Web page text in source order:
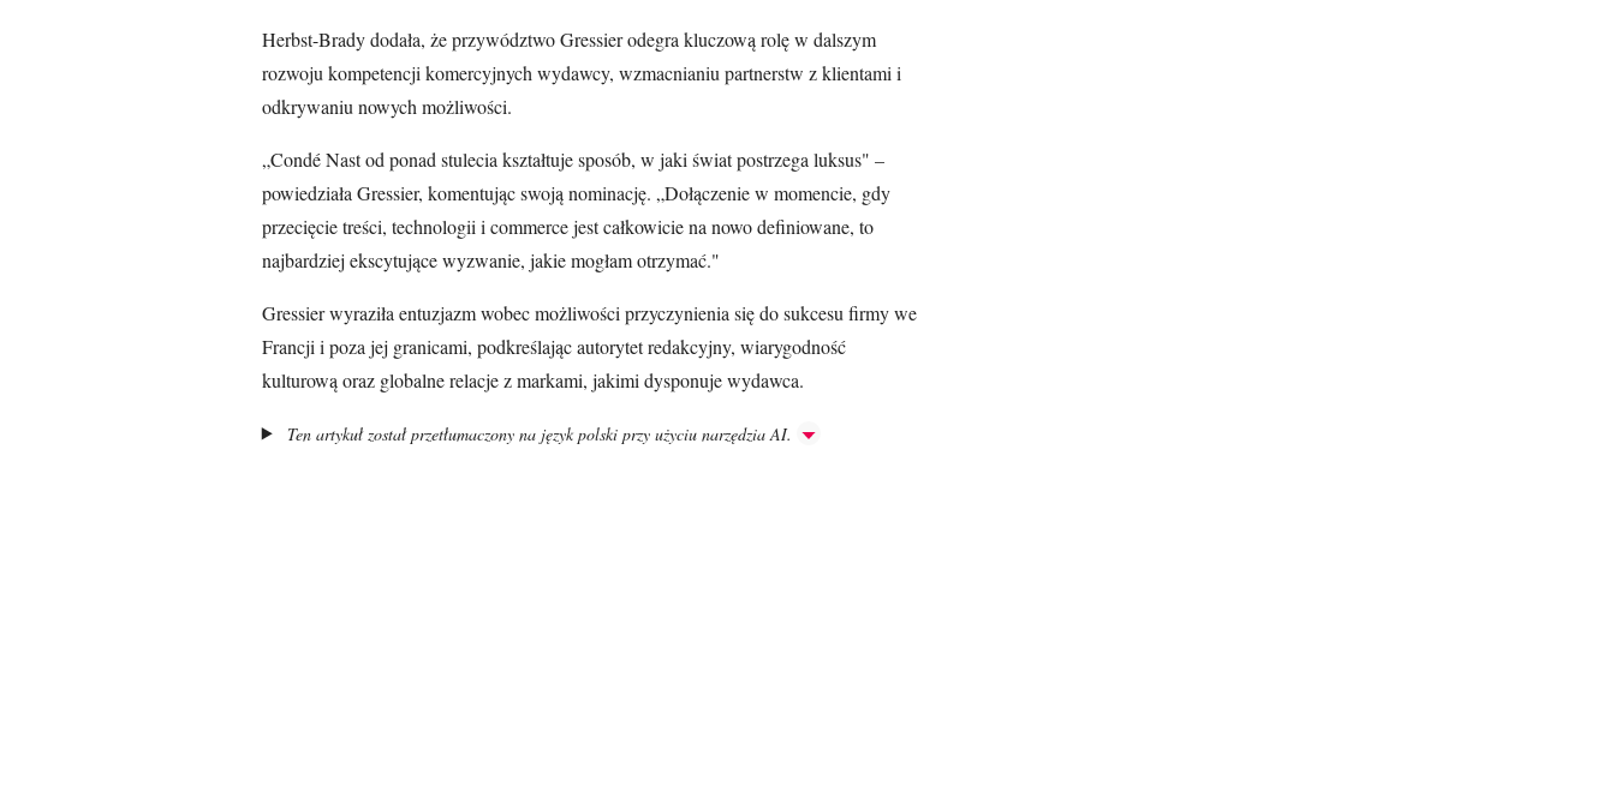
Herbst-Brady dodała, że przywództwo Gressier odegra kluczową rolę w dalszym
rozwoju kompetencji komercyjnych wydawcy, wzmacnianiu partnerstw z klientami i
odkrywaniu nowych możliwości.
„Condé Nast od ponad stulecia kształtuje sposób, w jaki świat postrzega luksus" –
powiedziała Gressier, komentując swoją nominację. „Dołączenie w momencie, gdy
przecięcie treści, technologii i commerce jest całkowicie na nowo definiowane, to
najbardziej ekscytujące wyzwanie, jakie mogłam otrzymać."
Gressier wyraziła entuzjazm wobec możliwości przyczynienia się do sukcesu firmy we
Francji i poza jej granicami, podkreślając autorytet redakcyjny, wiarygodność
kulturową oraz globalne relacje z markami, jakimi dysponuje wydawca.
Ten artykuł został przetłumaczony na język polski przy użyciu narzędzia AI.